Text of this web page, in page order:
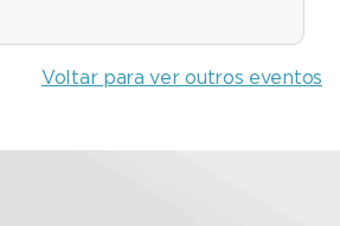
Voltar para ver outros eventos